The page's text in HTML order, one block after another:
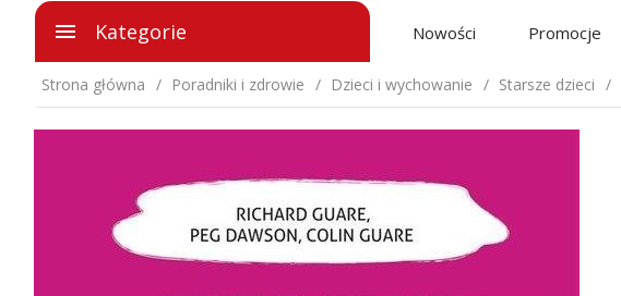
Kategorie Nowości Promocje
Strona główna Poradniki i zdrowie Dzieci i wychowanie Starsze dzieci